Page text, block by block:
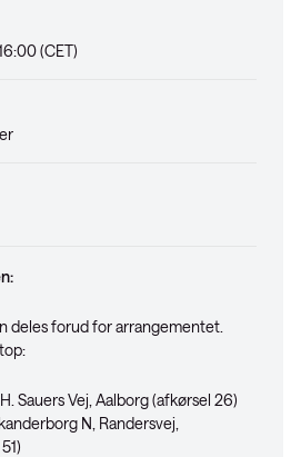
(CET)
deles forud for arrangementet.
Sauers Vej, Aalborg (afkørsel 26)
N, Randersvej,